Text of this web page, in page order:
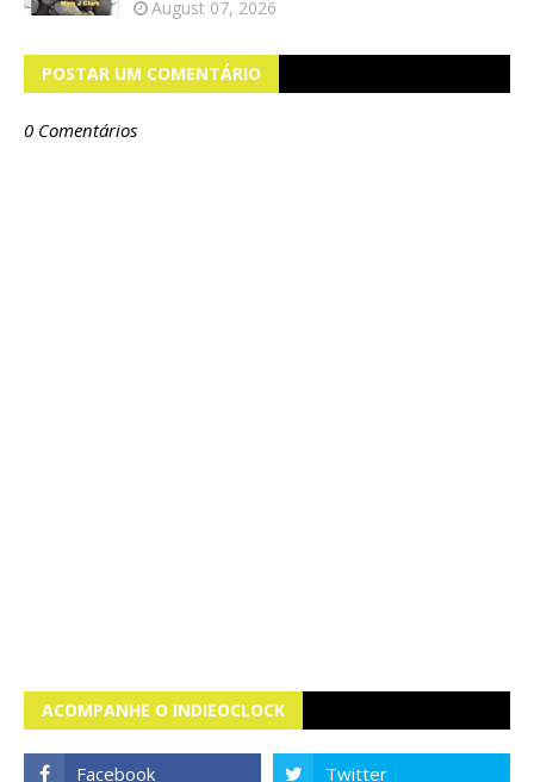
August 07, 2026
POSTAR UM COMENTÁRIO
0 Comentários
ACOMPANHE O INDIEOCLOCK